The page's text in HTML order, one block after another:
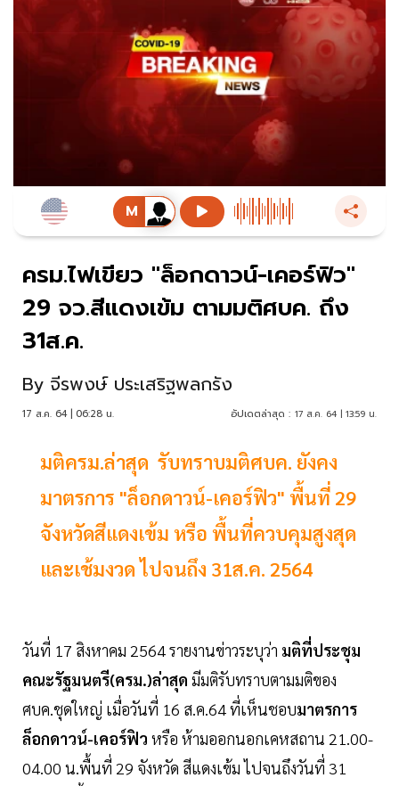
ครม.ไฟเขียว "ล็อกดาวน์-เคอร์ฟิว"
29 จว.สีแดงเข้ม ตามมติศบค. ถึง
31ส.ค.
By จีรพงษ์ ประเสริฐพลกรัง
17 ส.ค. 64 | 06:28 น. อัปเดตล่าสุด : 17 ส.ค. 64 | 13:59 น.
มติครม.ล่าสุด รับทราบมติศบค. ยังคง
มาตรการ "ล็อกดาวน์-เคอร์ฟิว" พื้นที่ 29
จังหวัดสีแดงเข้ม หรือ พื้นที่ควบคุมสูงสุด
และเช้มงวด ไปจนถึง 31ส.ค. 2564
วันที่ 17 สิงหาคม 2564 รายงานข่าวระบุว่า มติที่ประชุม
คณะรัฐมนตรี(ครม.)ล่าสุด มีมติรับทราบตามมติของ
ศบค.ชุดใหญ่ เมื่อวันที่ 16 ส.ค.64 ที่เห็นชอบมาตรการ
ล็อกดาวน์-เคอร์ฟิว หรือ ห้ามออกนอกเคหสถาน 21.00-
04.00 น.พื้นที่ 29 จังหวัด สีแดงเข้ม ไปจนถึงวันที่ 31